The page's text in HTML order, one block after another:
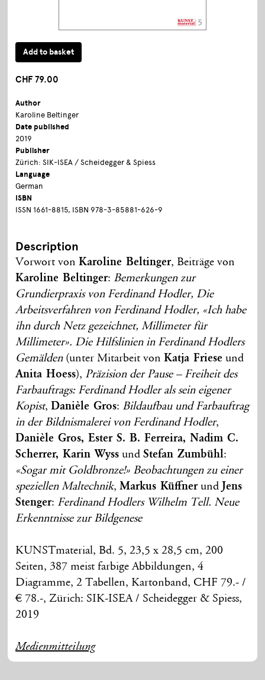
CHF 79.00
Author
Karoline Beltinger
Date published
2019
Publisher
Zürich: SIK-ISEA / Scheidegger & Spiess
Language
German
ISBN
ISSN 1661-8815, ISBN 978-3-85881-626-9
Description
Vorwort vonKaroline Beltinger, Beiträge von
Karoline Beltinger: Bemerkungen zur
Grundierpraxis von Ferdinand Hodler, Die
Arbeitsverfahren von Ferdinand Hodler, «Ich habe
ihn durch Netz gezeichnet, Millimeter für
Millimeter». Die Hilfslinien in Ferdinand Hodlers
Gemälden(unter Mitarbeit vonKatja Friese und
Anita Hoess), Präzision der Pause – Freiheit des
Farbauftrags: Ferdinand Hodler als sein eigener
Kopist,Danièle Gros: Bildaufbau und Farbauftrag
in der Bildnismalerei von Ferdinand Hodler,
Danièle Gros, Ester S. B. Ferreira, Nadim C.
Scherrer, Karin Wyss undStefan Zumbühl:
«Sogar mit Goldbronze!» Beobachtungen zu einer
speziellen Maltechnik,Markus Küffnerund Jens
Stenger: Ferdinand Hodlers Wilhelm Tell. Neue
Erkenntnisse zur Bildgenese
KUNSTmaterial, Bd. 5, 23,5 x 28,5 cm, 200
Seiten, 387 meist farbige Abbildungen, 4
Diagramme, 2 Tabellen, Kartonband, CHF 79.- /
€ 78.-, Zürich: SIK-ISEA / Scheidegger & Spiess,
2019
Medienmitteilung